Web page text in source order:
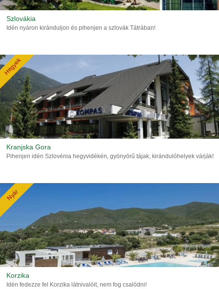
Szlovákia
Idén nyáron kiránduljon és pihenjen a szlovák Tátrában!
Hegyek
Kranjska Gora
Pihenjen idén Szlovénia hegyvidékén, gyönyörű tájak, kirándulóhelyek várják!
Nyár
Korzika
Idén fedezze fel Korzika látnivalóit, nem fog csalódni!